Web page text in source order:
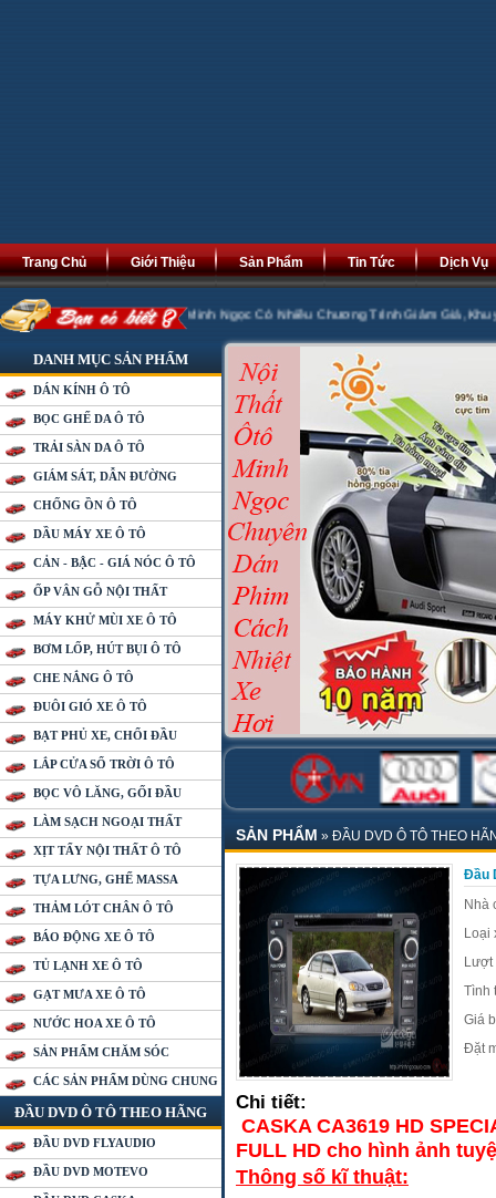
Trang Chủ Giới Thiệu Sản Phẩm Tin Tức Dịch Vụ
Tài Phát Lộc. Minh Ngọc Có Nhiều Chương Trình Giảm Giá ,Khuyến Mại
DANH MỤC SẢN PHẨM
DÁN KÍNH Ô TÔ
BỌC GHẾ DA Ô TÔ
TRẢI SÀN DA Ô TÔ
GIÁM SÁT, DẪN ĐƯỜNG
CHỐNG ỒN Ô TÔ
DẦU MÁY XE Ô TÔ
CẢN - BẬC - GIÁ NÓC Ô TÔ
ỐP VÂN GỖ NỘI THẤT
MÁY KHỬ MÙI XE Ô TÔ
BƠM LỐP, HÚT BỤI Ô TÔ
CHE NẮNG Ô TÔ
ĐUÔI GIÓ XE Ô TÔ
BẠT PHỦ XE, CHỔI ĐẦU
LẮP CỬA SỔ TRỜI Ô TÔ
BỌC VÔ LĂNG, GỐI ĐẦU
LÀM SẠCH NGOẠI THẤT
XỊT TẨY NỘI THẤT Ô TÔ
TỰA LƯNG, GHẾ MASSA
THẢM LÓT CHÂN Ô TÔ
BÁO ĐỘNG XE Ô TÔ
TỦ LẠNH XE Ô TÔ
GẠT MƯA XE Ô TÔ
NƯỚC HOA XE Ô TÔ
SẢN PHẨM CHĂM SÓC
CÁC SẢN PHẨM DÙNG CHUNG
ĐẦU DVD Ô TÔ THEO HÃNG
ĐẦU DVD FLYAUDIO
ĐẦU DVD MOTEVO
SẢN PHẨM » ĐẦU DVD Ô TÔ THEO
Đầu
Nhà
Loại
Lượt
Tình
Giá
Đặt
Chi tiết:
CASKA CA3619 HD
FULL HD cho hình ảnh
Thông số kĩ thuật: